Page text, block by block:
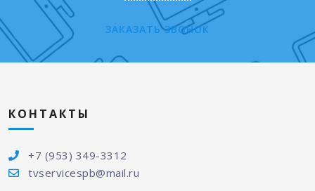
ЗАКАЗАТЬ ЗВОНОК
КОНТАКТЫ
+7 (953) 349-3312
tvservicespb@mail.ru